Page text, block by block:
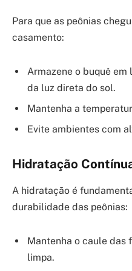
Para que as peônias
casamento:
Armazene o buquê
da luz direta do sol.
Mantenha a
Evite ambientes com
Hidratação
A hidratação é
durabilidade das peônias:
Mantenha o caule das
limpa.